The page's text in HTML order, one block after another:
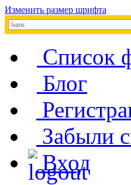
Изменить размер шрифта
Список
Блог
Забыли
Вход